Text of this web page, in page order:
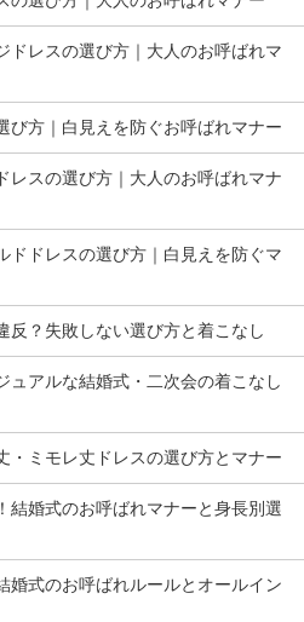
ドレスの選び方｜大人のお呼ばれマ
び方｜白見えを防ぐお呼ばれマナー
レスの選び方｜大人のお呼ばれマナ
ドドレスの選び方｜白見えを防ぐマ
反？失敗しない選び方と着こなし
ュアルな結婚式・二次会の着こなし
・ミモレ丈ドレスの選び方とマナー
結婚式のお呼ばれマナーと身長別選
婚式のお呼ばれルールとオールイン